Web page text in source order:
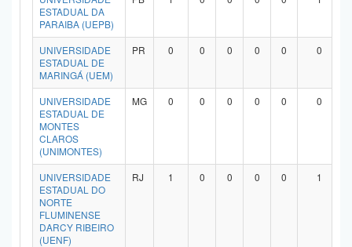
ESTADUAL DA
PARAIBA (UEPB)
UNIVERSIDADE
ESTADUAL DE
MARINGÁ (UEM)
PR 0 0 0 0 0 0
UNIVERSIDADE
ESTADUAL DE
MONTES
CLAROS
(UNIMONTES)
MG 0 0 0 0 0 0
UNIVERSIDADE
ESTADUAL DO
NORTE
FLUMINENSE
DARCY RIBEIRO
(UENF)
RJ 1 0 0 0 0 1